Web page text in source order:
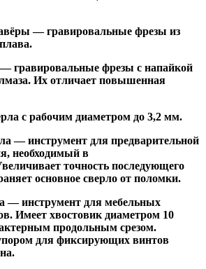
— гравировальные фрезы из
— гравировальные фрезы с напайкой
Их отличает повышенная
с рабочим диаметром до 3,2 мм.
— инструмент для предварительной
необходимый в
точность последующего
основное сверло от поломки.
— инструмент для мебельных
Имеет хвостовик диаметром 10
продольным срезом.
для фиксирующих винтов